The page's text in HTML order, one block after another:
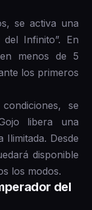
se activa una
Infinito”. En
menos de 5
los primeros
se
libera una
Desde
disponible
los modos.
del